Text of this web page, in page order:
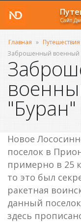
Сайт
Главная » Путешествия
Заброшенный военный
"Буран"
Новое
поселок в
примерно в 25
то это был
ракетная
данный
здесь